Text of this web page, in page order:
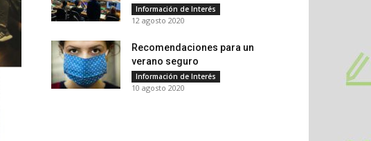
Información de Interés
12 agosto 2020
Recomendaciones para un
verano seguro
Información de Interés
10 agosto 2020